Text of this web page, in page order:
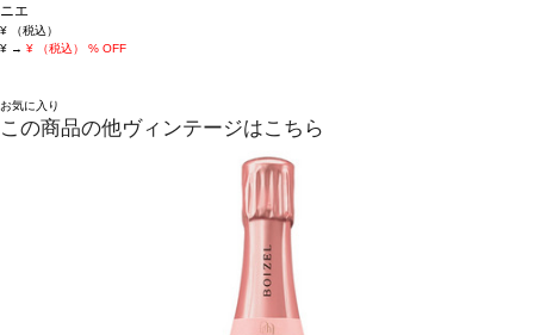
ニエ
¥
（税込）
¥ → ¥ （税込） % OFF
お気に入り
この商品の他ヴィンテージはこちら